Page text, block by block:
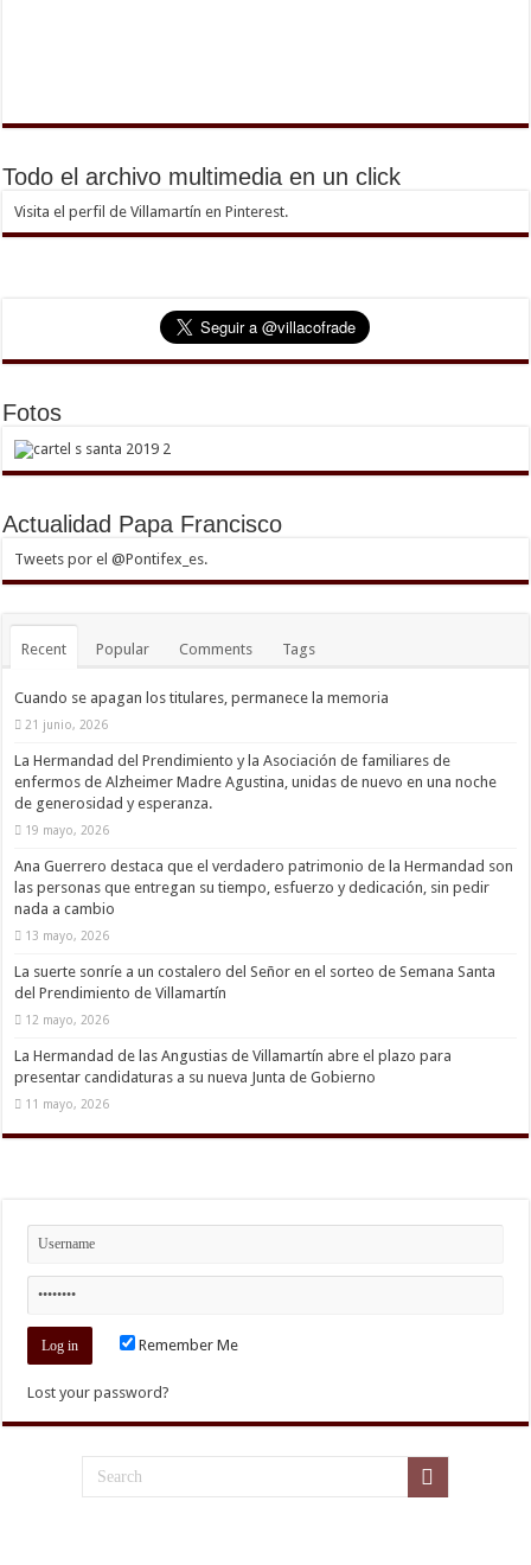
Todo el archivo multimedia en un click
Visita el perfil de Villamartín en Pinterest.
Fotos
Actualidad Papa Francisco
Tweets por el @Pontifex_es.
Recent Popular Comments Tags
Cuando se apagan los titulares, permanece la memoria
21 junio, 2026
La Hermandad del Prendimiento y la Asociación de familiares de
enfermos de Alzheimer Madre Agustina, unidas de nuevo en una noche
de generosidad y esperanza.
19 mayo, 2026
Ana Guerrero destaca que el verdadero patrimonio de la Hermandad son
las personas que entregan su tiempo, esfuerzo y dedicación, sin pedir
nada a cambio
13 mayo, 2026
La suerte sonríe a un costalero del Señor en el sorteo de Semana Santa
del Prendimiento de Villamartín
12 mayo, 2026
La Hermandad de las Angustias de Villamartín abre el plazo para
presentar candidaturas a su nueva Junta de Gobierno
11 mayo, 2026
Remember Me
Lost your password?